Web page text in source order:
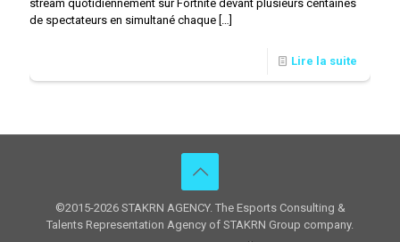
stream quotidiennement sur Fortnite devant plusieurs centaines
de spectateurs en simultané chaque […]
Lire la suite
©2015-2026 STAKRN AGENCY. The Esports Consulting &
Talents Representation Agency of STAKRN Group company.